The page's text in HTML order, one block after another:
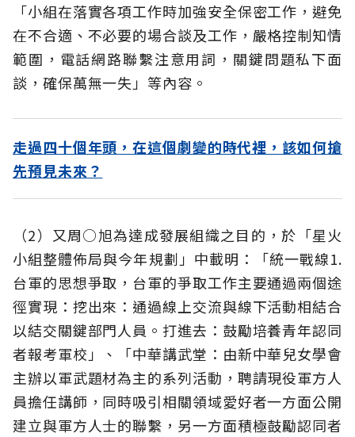
「小組在落實各項工作時加強安全保密工作，避免
在不合適、不必要的場合談及工作，嚴格控制知情
範圍，電話網路聯繫注意用詞，關鍵問題私下面
談，確保萬無一失」等內容。
走過四十個年頭，在這個劇變的時代裡，該如何搶
先預見未來？
（2）又周○旭為達成發展組織之目的，於「星火
小組整體佈局與今年規劃」中載明：「統一戰線1.
台軍的思想爭取，台軍的爭取工作主要通過兩個途
徑實現：挖出來：通過線上交流與線下活動相結合
以結交關鍵部門人員。打進去：鼓勵培養青年認同
者報考軍校」、「中華講武堂：由新中華兒女學會
主辦以軍武題材為主的系列活動，聘請現役軍方人
員擔任講師，同時吸引相關領域愛好者一方面公開
建立與軍方人士的聯繫，另一方面積極鼓勵認同者